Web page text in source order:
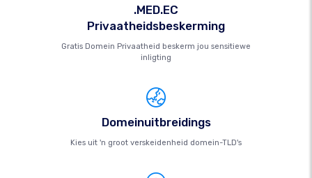
.MED.EC
Privaatheidsbeskerming
Gratis Domein Privaatheid beskerm jou sensitiewe
inligting
Domeinuitbreidings
Kies uit 'n groot verskeidenheid domein-TLD's